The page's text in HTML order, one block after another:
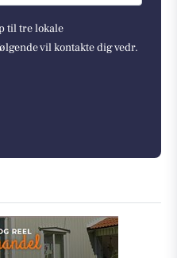
til tre lokale
vil kontakte dig vedr.